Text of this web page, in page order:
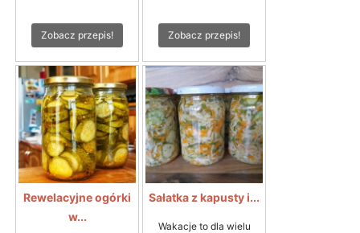
Zobacz przepis! Zobacz przepis!
Rewelacyjne ogórki
w...
Sałatka z kapusty i...
Wakacje to dla wielu